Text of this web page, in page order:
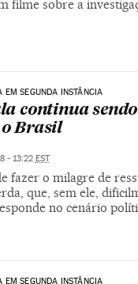
filme sobre a
SEGUNDA INSTÂNCIA
continua
Brasil
- 13:22 EST
fazer o milagre de
que, sem ele,
no cenário
SEGUNDA INSTÂNCIA